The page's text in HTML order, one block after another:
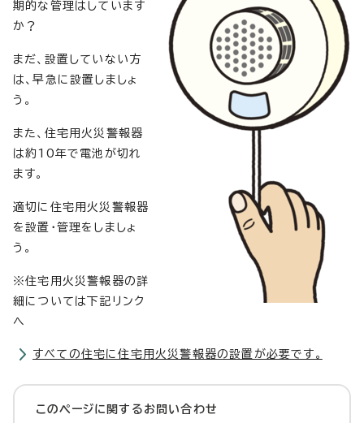
期的な管理はしています
か？
まだ、設置していない方
は、早急に設置しましょ
う。
また、住宅用火災警報器
は約10年で電池が切れ
ます。
適切に住宅用火災警報器
を設置・管理をしましょ
う。
※住宅用火災警報器の詳
細については下記リンク
へ
すべての住宅に住宅用火災警報器の設置が必要です。
このページに関する お問い合わせ